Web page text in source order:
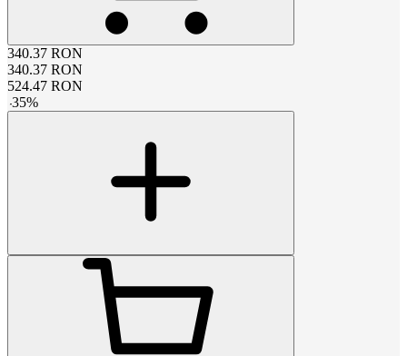
340.37 RON
340.37 RON
524.47 RON
-35%